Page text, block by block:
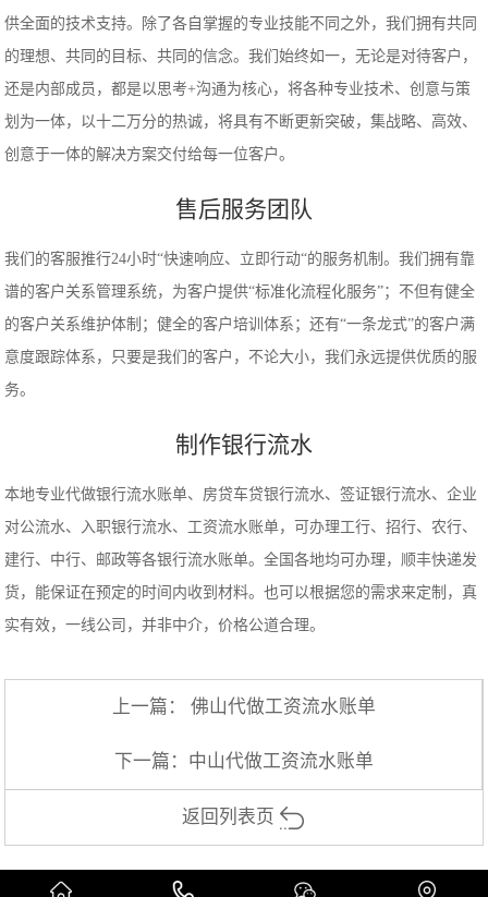
供全面的技术支持。除了各自掌握的专业技能不同之外，我们拥有共同
的理想、共同的目标、共同的信念。我们始终如一，无论是对待客户，
还是内部成员，都是以思考+沟通为核心，将各种专业技术、创意与策
划为一体，以十二万分的热诚，将具有不断更新突破，集战略、高效、
创意于一体的解决方案交付给每一位客户。
售后服务团队
我们的客服推行24小时“快速响应、立即行动“的服务机制。我们拥有靠
谱的客户关系管理系统，为客户提供“标准化流程化服务”；不但有健全
的客户关系维护体制；健全的客户培训体系；还有“一条龙式”的客户满
意度跟踪体系，只要是我们的客户，不论大小，我们永远提供优质的服
务。
制作银行流水
本地专业代做银行流水账单、房贷车贷银行流水、签证银行流水、企业
对公流水、入职银行流水、工资流水账单，可办理工行、招行、农行、
建行、中行、邮政等各银行流水账单。全国各地均可办理，顺丰快递发
货，能保证在预定的时间内收到材料。也可以根据您的需求来定制，真
实有效，一线公司，并非中介，价格公道合理。
上一篇： 佛山代做工资流水账单
下一篇： 中山代做工资流水账单
返回列表页